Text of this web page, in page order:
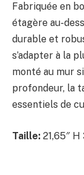
Fabriquée en
étagère au-
durable et
s’adapter à la
monté au mur
profondeur, la
essentiels de
Taille: 21,65″ H